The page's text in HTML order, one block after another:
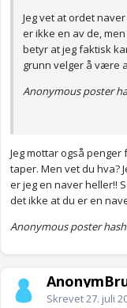
Jeg vet at ordet
er ikke en av de,
betyr at jeg faktisk
grunn velger å være
Anonymous poster
Jeg mottar også penger
taper. Men vet du hva?
er jeg en naver heller!!
det ikke at du er en
Anonymous poster
Skrevet27. juli